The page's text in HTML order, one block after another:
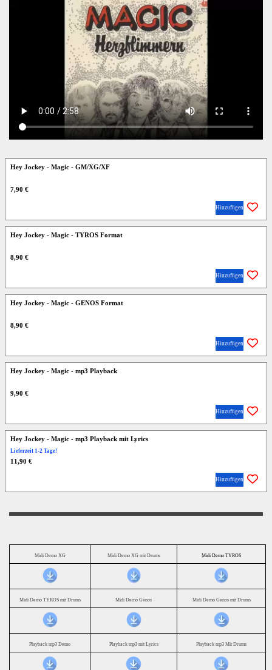
Hey Jockey - Magic - GM/XG/XF
7,90 €
Hinzufügen
Hey Jockey - Magic - TYROS Format
8,90 €
Hinzufügen
Hey Jockey - Magic - GENOS Format
8,90 €
Hinzufügen
Hey Jockey - Magic - mp3 Playback
9,90 €
Hinzufügen
Hey Jockey - Magic - mp3 Playback mit Lyrics
Lieferzeit 1-2 Tage!
11,90 €
Hinzufügen
Midi Demo XG Midi Demo XG mit Drums Midi Demo TYROS
Midi Demo TYROS mit Drums Midi Demo Genos Midi Demo Genos mit Drums
Playback mp3 Demo Playback mp3 mit Lyrics Playback mp3 Mit Drums